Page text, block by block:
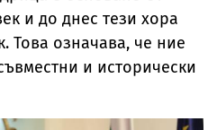
и до днес тези хора
Това означава, че ние
и исторически